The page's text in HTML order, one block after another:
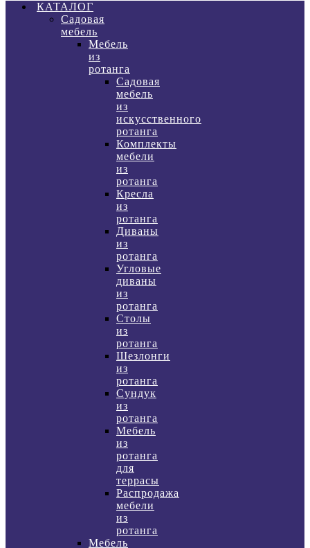
КАТАЛОГ
Садовая
мебель
Мебель
из
ротанга
Садовая
мебель
из
искусственного
ротанга
Комплекты
мебели
из
ротанга
Кресла
из
ротанга
Диваны
из
ротанга
Угловые
диваны
из
ротанга
Столы
из
ротанга
Шезлонги
из
ротанга
Сундук
из
ротанга
Мебель
из
ротанга
для
террасы
Распродажа
мебели
из
ротанга
Мебель